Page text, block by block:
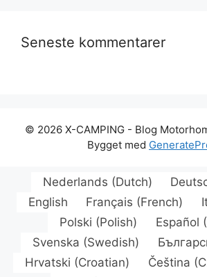
Seneste kommentarer
© 2026 X-CAMPING - Blog
Bygget med
Nederlands (Dutch)
English
Français (French)
Polski (Polish) Español (
Svenska (Swedish)
Hrvatski (Croatian) Čeština (